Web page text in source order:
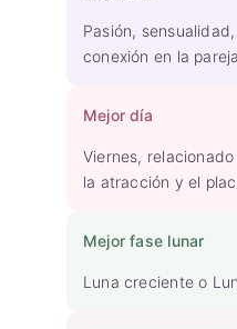
Pasión,
conexión en la
Mejor día
Viernes,
la atracción y el
Mejor fase lunar
Luna creciente o